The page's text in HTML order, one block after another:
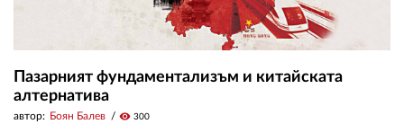
Пазарният фундаментализъм и китайската
алтернатива
автор: Боян Балев visibility 300